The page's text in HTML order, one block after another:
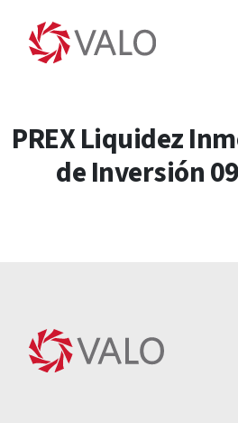
PREX Liquidez
de Inversión